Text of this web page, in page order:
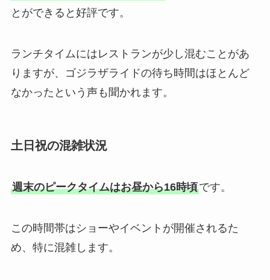
とができると好評です。
ランチタイムにはレストランが少し混むことがあ
りますが、ゴジラザライドの待ち時間はほとんど
なかったという声も聞かれます。
土日祝の混雑状況
週末のピークタイムはお昼から16時頃です。
この時間帯はショーやイベントが開催されるた
め、特に混雑します。